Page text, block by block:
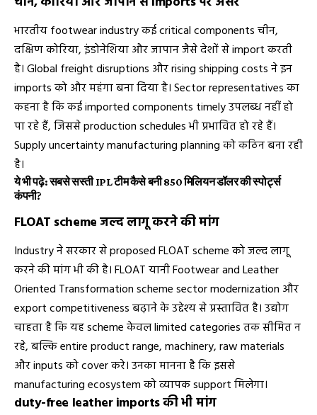
भारतीय footwear industry कई critical components चीन,
दक्षिण कोरिया, इंडोनेशिया और जापान जैसे देशों से import करती
है। Global freight disruptions और rising shipping costs ने इन
imports को और महंगा बना दिया है। Sector representatives का
कहना है कि कई imported components timely उपलब्ध नहीं हो
पा रहे हैं, जिससे production schedules भी प्रभावित हो रहे हैं।
Supply uncertainty manufacturing planning को कठिन बना रही
है।
ये भी पढ़े:सबसे सस्ती IPL टीम कैसे बनी 850 मिलियन डॉलर की स्पोर्ट्स
कंपनी?
FLOAT scheme जल्द लागू करने की मांग
Industry ने सरकार से proposed FLOAT scheme को जल्द लागू
करने की मांग भी की है। FLOAT यानी Footwear and Leather
Oriented Transformation scheme sector modernization और
export competitiveness बढ़ाने के उद्देश्य से प्रस्तावित है। उद्योग
चाहता है कि यह scheme केवल limited categories तक सीमित न
रहे, बल्कि entire product range, machinery, raw materials
और inputs को cover करे। उनका मानना है कि इससे
manufacturing ecosystem को व्यापक support मिलेगा।
duty-free leather imports की भी मांग